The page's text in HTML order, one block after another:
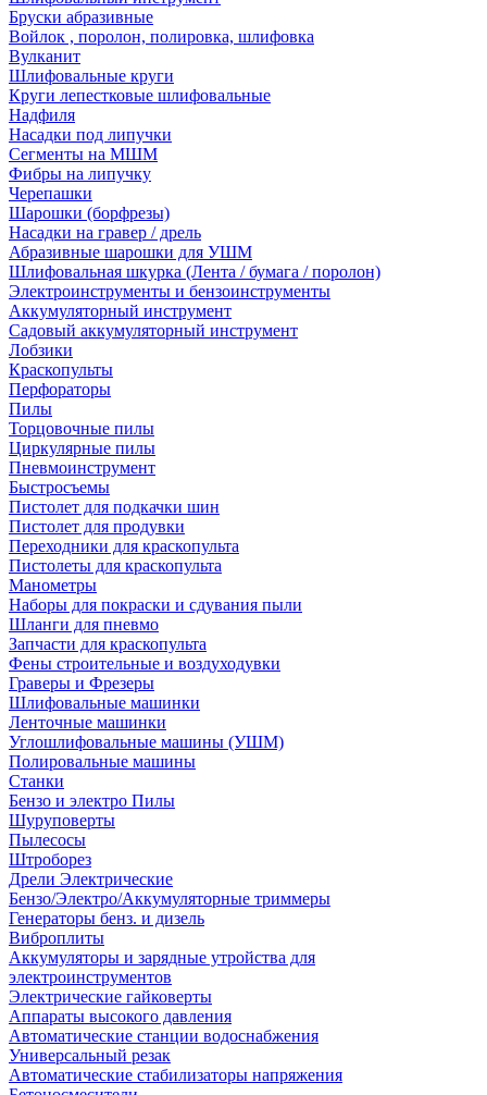
Бруски абразивные
Войлок , поролон, полировка, шлифовка
Вулканит
Шлифовальные круги
Круги лепестковые шлифовальные
Надфиля
Насадки под липучки
Сегменты на МШМ
Фибры на липучку
Черепашки
Шарошки (борфрезы)
Насадки на гравер / дрель
Абразивные шарошки для УШМ
Шлифовальная шкурка (Лента / бумага / поролон)
Электроинструменты и бензоинструменты
Аккумуляторный инструмент
Садовый аккумуляторный инструмент
Лобзики
Краскопульты
Перфораторы
Пилы
Торцовочные пилы
Циркулярные пилы
Пневмоинструмент
Быстросъемы
Пистолет для подкачки шин
Пистолет для продувки
Переходники для краскопульта
Пистолеты для краскопульта
Манометры
Наборы для покраски и сдувания пыли
Шланги для пневмо
Запчасти для краскопульта
Фены строительные и воздуходувки
Граверы и Фрезеры
Шлифовальные машинки
Ленточные машинки
Углошлифовальные машины (УШМ)
Полировальные машины
Станки
Бензо и электро Пилы
Шуруповерты
Пылесосы
Штроборез
Дрели Электрические
Бензо/Электро/Аккумуляторные триммеры
Генераторы бенз. и дизель
Виброплиты
Аккумуляторы и зарядные утройства для
электроинструментов
Электрические гайковерты
Аппараты высокого давления
Автоматические станции водоснабжения
Универсальный резак
Автоматические стабилизаторы напряжения